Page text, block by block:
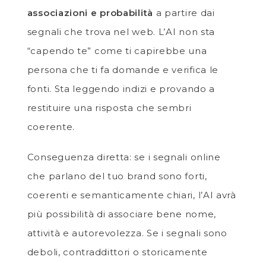
associazioni e probabilità a partire dai
segnali che trova nel web. L’AI non sta
“capendo te” come ti capirebbe una
persona che ti fa domande e verifica le
fonti. Sta leggendo indizi e provando a
restituire una risposta che sembri
coerente.
Conseguenza diretta: se i segnali online
che parlano del tuo brand sono forti,
coerenti e semanticamente chiari, l’AI avrà
più possibilità di associare bene nome,
attività e autorevolezza. Se i segnali sono
deboli, contraddittori o storicamente